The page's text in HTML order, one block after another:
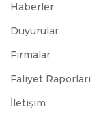
Haberler
Duyurular
Firmalar
Faliyet Raporları
İletişim